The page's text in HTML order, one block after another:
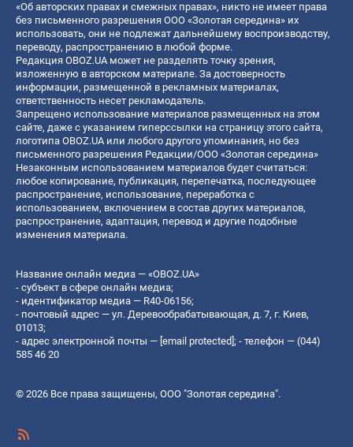
«Об авторских правах и смежных правах», никто не имеет права
без письменного разрешения ООО «Золотая середина» их
использовать, они не подлежат дальнейшему воспроизводству,
переводу, распространению в любой форме.
Редакция OBOZ.UA может не разделять точку зрения,
изложенную в авторском материале. За достоверность
информации, размещенной в рекламных материалах,
ответственность несет рекламодатель.
Запрещено использование материалов размещенных на этом
сайте, даже с указанием гиперссылки на страницу этого сайта,
логотипа OBOZ.UA или любого другого упоминания, но без
письменного разрешения Редакции/ООО «Золотая середина»
Незаконным использованием материалов будет считаться:
любое копирование, публикация, перепечатка, последующее
распространение, использование, переработка с
использованием, включением в состав других материалов,
распространение, адаптация, перевод и другие подобные
изменения материала.
Название онлайн медиа — «OBOZ.UA»
- субъект в сфере онлайн медиа;
- идентификатор медиа — R40-06156;
- почтовый адрес — ул. Деревообрабатывающая, д. 7, г. Киев,
01013;
- адрес электронной почты — [email protected]; - телефон — (044)
585 46 20
© 2026 Все права защищены, ООО "Золотая середина".